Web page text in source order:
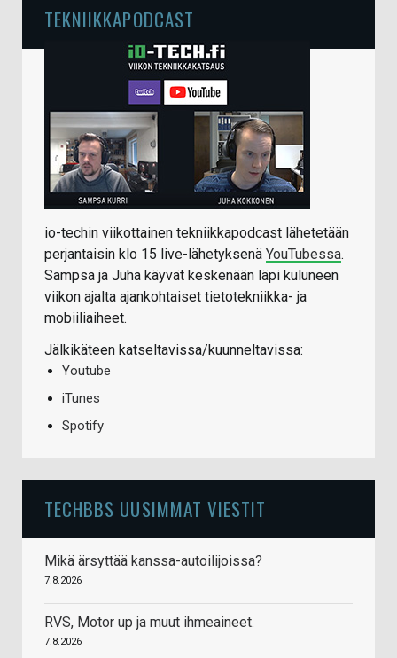
TEKNIIKKAPODCAST
io-techin viikottainen tekniikkapodcast lähetetään
perjantaisin klo 15 live-lähetyksenä YouTubessa.
Sampsa ja Juha käyvät keskenään läpi kuluneen
viikon ajalta ajankohtaiset tietotekniikka- ja
mobiiliaiheet.
Jälkikäteen katseltavissa/kuunneltavissa:
Youtube
iTunes
Spotify
TECHBBS UUSIMMAT VIESTIT
Mikä ärsyttää kanssa-autoilijoissa?
7.8.2026
RVS, Motor up ja muut ihmeaineet.
7.8.2026